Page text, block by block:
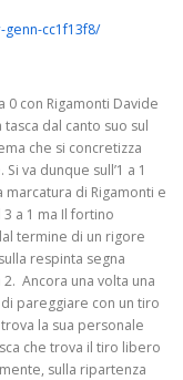
cc1f13f8/
0 con Rigamonti Davide
dal canto suo sul
che si concretizza
va dunque sull’1 a 1
di Rigamonti e
a 1 ma Il fortino
termine di un rigore
respinta segna
Ancora una volta una
pareggiare con un tiro
la sua personale
che trova il tiro libero
sulla ripartenza